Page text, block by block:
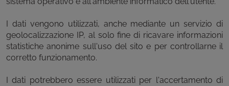
I dati vengono utilizzati, anche mediante un servizio di
geolocalizzazione IP, al solo fine di ricavare informazioni
statistiche anonime sull'uso del sito e per controllarne il
corretto funzionamento.
I dati potrebbero essere utilizzati per l'accertamento di